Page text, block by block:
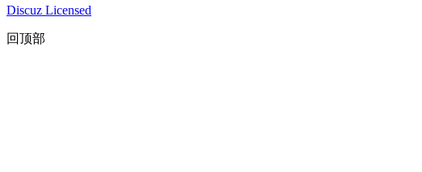
Discuz Licensed
回顶部